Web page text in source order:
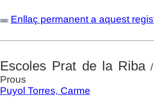
Enllaç permanent a aquest
Escoles Prat de la Riba/
Prous
Puyol Torres, Carme